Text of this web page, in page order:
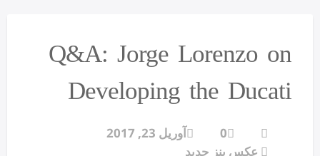
Q&A: Jorge Lorenzo on
Developing the Ducati
0
آوریل 23, 2017
عکس بنز جدید